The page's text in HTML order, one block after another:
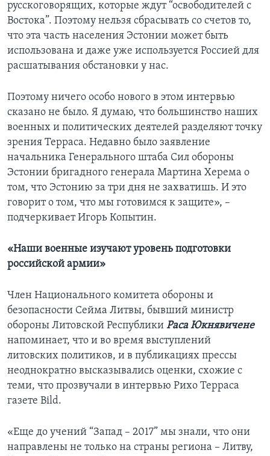
русскоговорящих, которые ждут “освободителей с
Востока”. Поэтому нельзя сбрасывать со счетов то,
что эта часть населения Эстонии может быть
использована и даже уже используется Россией для
расшатывания обстановки у нас.
Поэтому ничего особо нового в этом интервью
сказано не было. Я думаю, что большинство наших
военных и политических деятелей разделяют точку
зрения Терраса. Недавно было заявление
начальника Генерального штаба Сил обороны
Эстонии бригадного генерала Мартина Херема о
том, что Эстонию за три дня не захватишь. И это
говорит о том, что мы готовимся к защите», –
подчеркивает Игорь Копытин.
«Наши военные изучают уровень подготовки
российской армии»
Член Национального комитета обороны и
безопасности Сейма Литвы, бывший министр
обороны Литовской Республики Раса Юкнявичене
напоминает, что и во время выступлений
литовских политиков, и в публикациях прессы
неоднократно высказывались оценки, схожие с
теми, что прозвучали в интервью Рихо Терраса
газете Bild.
«Еще до учений “Запад – 2017” мы знали, что они
направлены не только на страны региона – Литву,